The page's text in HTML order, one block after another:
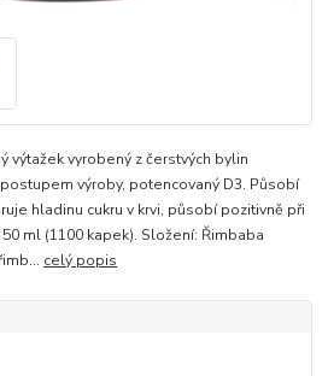
výtažek vyrobený z čerstvých bylin
výroby, potencovaný D3. Působí
hladinu cukru v krvi, působí pozitivně při
ml (1100 kapek). Složení: Řimbaba
celý popis